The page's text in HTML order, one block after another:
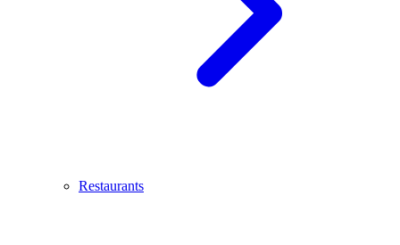
Restaurants